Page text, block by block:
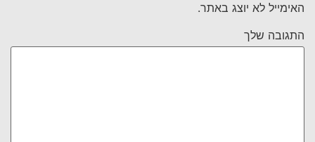
האימייל לא יוצג באתר.
התגובה שלך